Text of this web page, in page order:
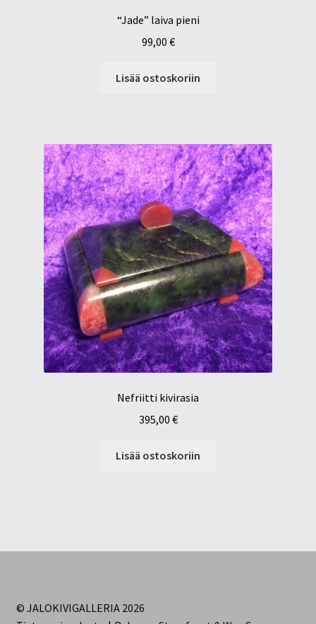
“Jade” laiva pieni
99,00 €
Lisää ostoskoriin
Nefriitti kivirasia
395,00 €
Lisää ostoskoriin
© JALOKIVIGALLERIA 2026